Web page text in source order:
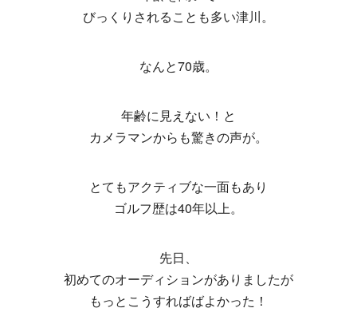
びっくりされることも多い津川。
なんと70歳。
年齢に見えない！と
カメラマンからも驚きの声が。
とてもアクティブな一面もあり
ゴルフ歴は40年以上。
先日、
初めてのオーディションがありましたが
もっとこうすればばよかった！